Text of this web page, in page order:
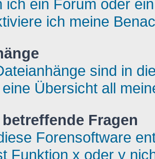
ich ein Forum oder
ich meine
sind in
Übersicht all
Fragen
Forensoftware
Funktion x oder y